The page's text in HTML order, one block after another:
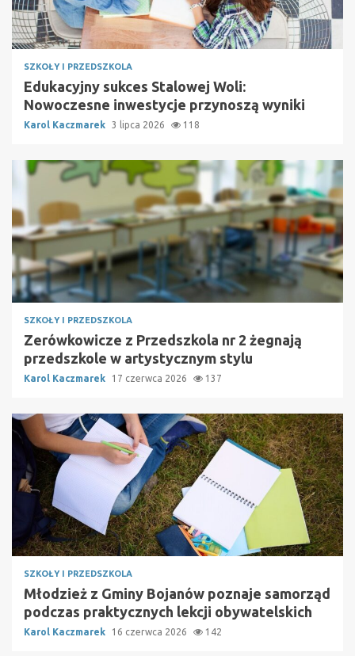
SZKOŁY I PRZEDSZKOLA
Edukacyjny sukces Stalowej Woli:
Nowoczesne inwestycje przynoszą wyniki
Karol Kaczmarek 3 lipca 2026 118
SZKOŁY I PRZEDSZKOLA
Zerówkowicze z Przedszkola nr 2 żegnają
przedszkole w artystycznym stylu
Karol Kaczmarek 17 czerwca 2026 137
SZKOŁY I PRZEDSZKOLA
Młodzież z Gminy Bojanów poznaje samorząd
podczas praktycznych lekcji obywatelskich
Karol Kaczmarek 16 czerwca 2026 142